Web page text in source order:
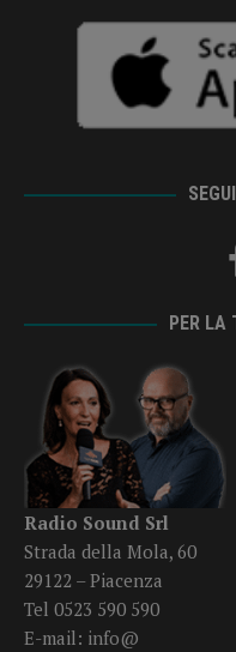
PER LA
Radio Sound Srl
Strada della Mola, 60
29122 – Piacenza
Tel 0523 590 590
E-mail: info@